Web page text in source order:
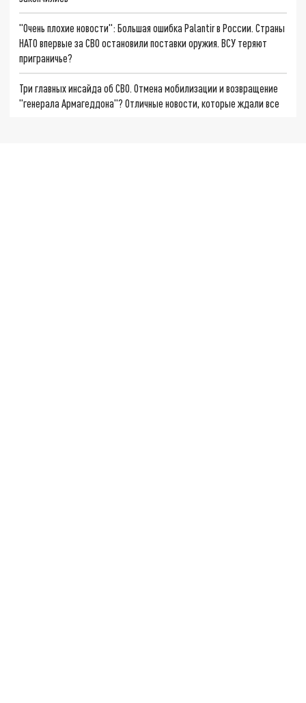
"Очень плохие новости": Большая ошибка Palantir в России. Страны
НАТО впервые за СВО остановили поставки оружия. ВСУ теряют
приграничье?
Три главных инсайда об СВО. Отмена мобилизации и возвращение
"генерала Армагеддона"? Отличные новости, которые ждали все